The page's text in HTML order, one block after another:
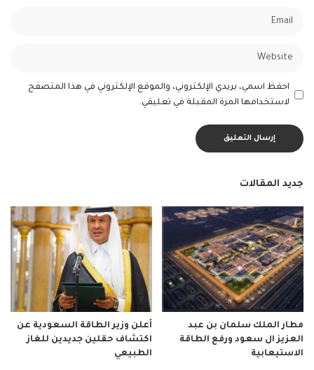
احفظ اسمي، بريدي الإلكتروني، والموقع الإلكتروني في هذا المتصفح
لاستخدامها المرة المقبلة في تعليقي.
جديد المقالات
مطار الملك سلمان بن عبد
العزيز ال سعود ورفع الطاقة
الاستيعابية
أعلن وزير الطاقة السعودية عن
اكتشاف حقلين جديدين للغاز
الطبيعي